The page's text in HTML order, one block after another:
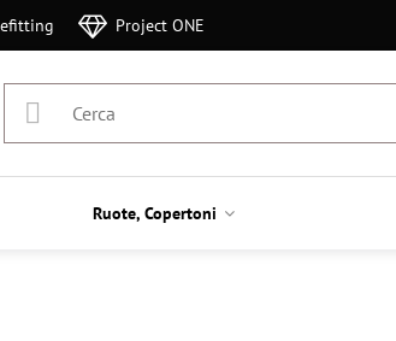
Project ONE
Ruote, Copertoni